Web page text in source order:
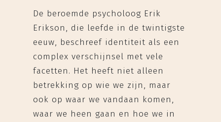
De beroemde psycholoog Erik
Erikson, die leefde in de twintigste
eeuw, beschreef identiteit als een
complex verschijnsel met vele
facetten. Het heeft niet alleen
betrekking op wie we zijn, maar
ook op waar we vandaan komen,
waar we heen gaan en hoe we in